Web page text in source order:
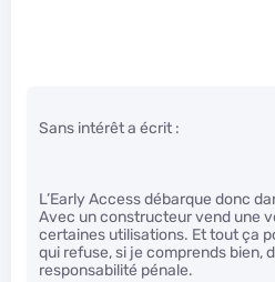
Sans intérêt a écrit :
L’Early Access débarque donc
Avec un constructeur vend une
certaines utilisations. Et tout ça
qui refuse, si je comprends bien,
responsabilité pénale.